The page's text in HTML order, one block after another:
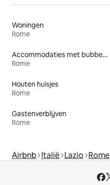
Woningen
Rome
Accommodaties met bubbelbad
Rome
Houten huisjes
Rome
Gastenverblijven
Rome
Airbnb Italië Lazio Rome